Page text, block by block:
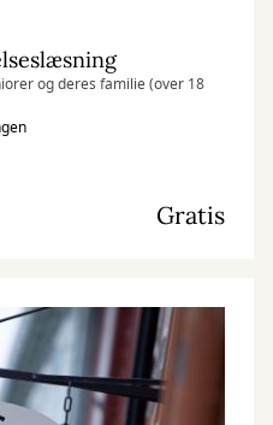
og deres familie (over 18
Gratis